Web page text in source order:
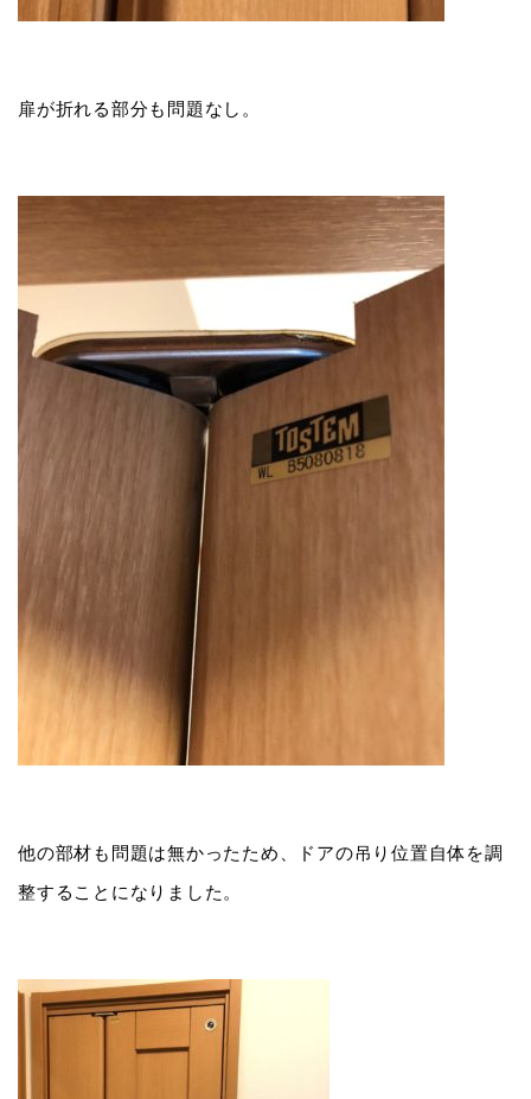
扉が折れる部分も問題なし。
他の部材も問題は無かったため、ドアの吊り位置自体を調
整することになりました。